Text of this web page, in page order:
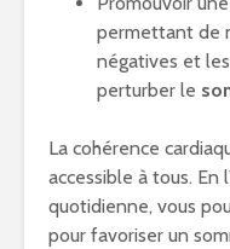
permettant de
négatives et
perturber le
La cohérence
accessible à tous.
quotidienne, vous
pour favoriser un